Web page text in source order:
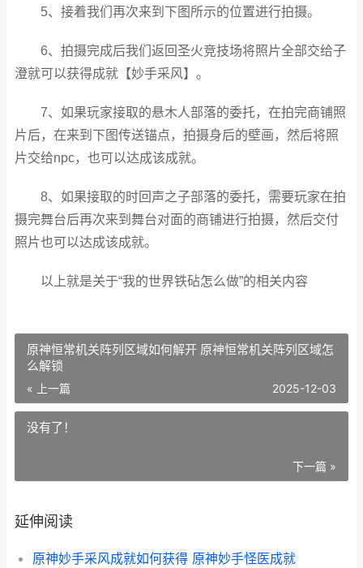
5、接着我们再次来到下图所示的位置进行拍摄。
6、拍摄完成后我们返回圣火竞技场将照片全部交给子
澄就可以获得成就【妙手采风】。
7、如果玩家接取的悬木人部落的委托，在拍完商铺照
片后，在来到下图传送锚点，拍摄身后的壁画，然后将照
片交给npc，也可以达成该成就。
8、如果接取的时回声之子部落的委托，需要玩家在拍
摄完舞台后再次来到舞台对面的商铺进行拍摄，然后交付
照片也可以达成该成就。
以上就是关于“我的世界铁砧怎么做”的相关内容
原神恒常机关阵列区域如何解开 原神恒常机关阵列区域怎
么解锁
« 上一篇 2025-12-03
没有了！
下一篇 »
延伸阅读
原神妙手采风成就如何获得 原神妙手怪医成就